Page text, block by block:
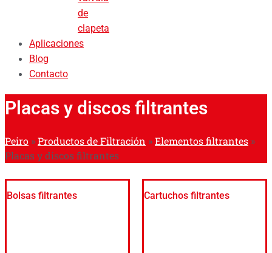
de
clapeta
Aplicaciones
Blog
Contacto
Placas y discos filtrantes
Peiro »Productos de Filtración »Elementos filtrantes »
Placas y discos filtrantes
Bolsas filtrantes Cartuchos filtrantes